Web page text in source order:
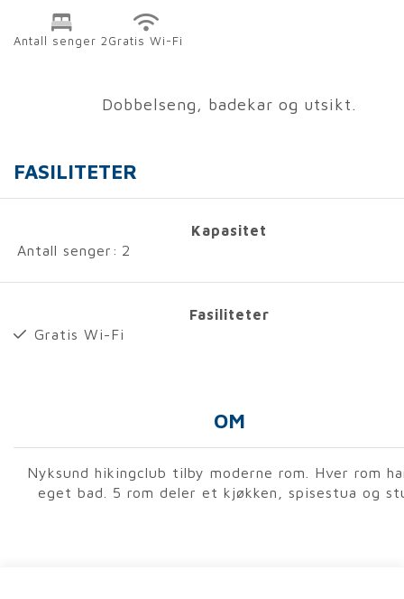
Antall senger 2Gratis Wi-Fi
Dobbelseng, badekar og utsikt.
FASILITETER
Kapasitet
Antall senger: 2
Fasiliteter
Gratis Wi-Fi
OM
Nyksund hikingclub tilby moderne rom. Hver rom
eget bad. 5 rom deler et kjøkken, spisestua og